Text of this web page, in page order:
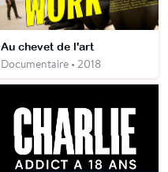
Au chevet de l'art
Documentaire • 2018